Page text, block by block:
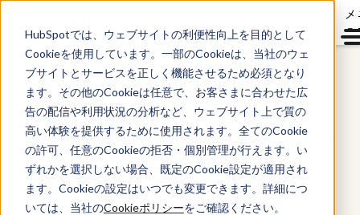
HubSpotでは、ウェブサイトの利便性向上を目的として
Cookieを使用しています。一部のCookieは、当社のウェ
ブサイトとサービスを正しく機能させるため必須となり
ます。その他のCookieは任意で、お客さまに合わせた広
告の配信や利用状況の分析など、ウェブサイト上で質の
高い体験を提供するために使用されます。全てのCookie
の許可、任意のCookieの拒否・個別管理が行えます。い
ずれかを選択しない場合、既定のCookie設定が適用され
ます。Cookieの設定はいつでも変更できます。詳細につ
いては、当社のCookieポリシーをご確認ください。
Content Hub™
コンテンツマーケティ
ングソフトウェア